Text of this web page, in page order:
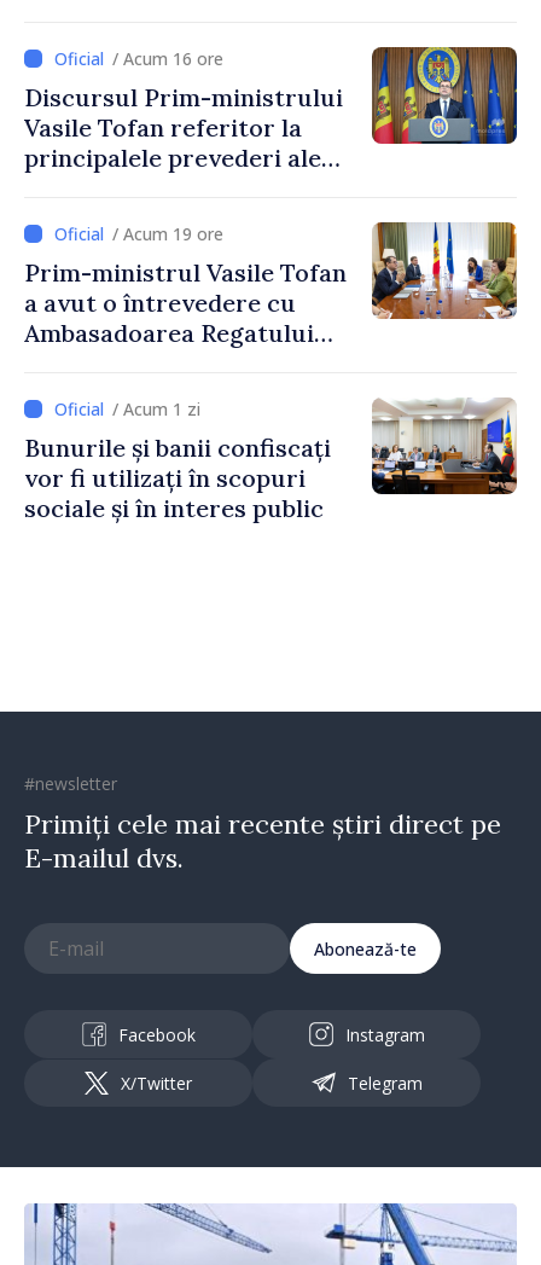
stimularea investițiilor și o
taxare mai echitabilă
/ Acum 16 ore
Discursul Prim-ministrului
Vasile Tofan referitor la
principalele prevederi ale
2027
/ Acum 19 ore
Prim-ministrul Vasile Tofan
a avut o întrevedere cu
Ambasadoarea Regatului
Irlandei de Nord, Fern
Horine / Acum 1 zi
Bunurile și banii confiscați
vor fi utilizați în scopuri
sociale și în interes public
#newsletter
Primiți cele mai recente știri direct pe
E-mailul dvs.
Abonează-te
Facebook Instagram
X/Twitter Telegram